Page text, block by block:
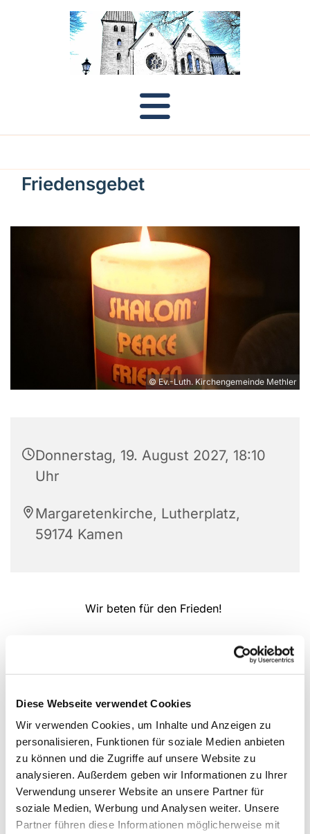
Diese Webseite verwendet Cookies
Wir verwenden Cookies, um Inhalte und Anzeigen zu
personalisieren, Funktionen für soziale Medien anbieten
zu können und die Zugriffe auf unsere Website zu
analysieren. Außerdem geben wir Informationen zu Ihrer
Verwendung unserer Website an unsere Partner für
soziale Medien, Werbung und Analysen weiter. Unsere
Partner führen diese Informationen möglicherweise mit
Friedensgebet
© Ev.-Luth. Kirchengemeinde Methler
Donnerstag, 19. August 2027, 18:10
Uhr
Margaretenkirche, Lutherplatz,
59174 Kamen
Wir beten für den Frieden!